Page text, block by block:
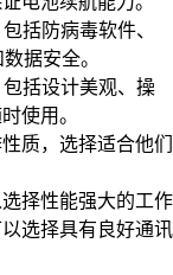
括防病毒软件、
据安全。
括设计美观、操
使用。
质，选择适合他们
择性能强大的工作
选择具有良好通讯